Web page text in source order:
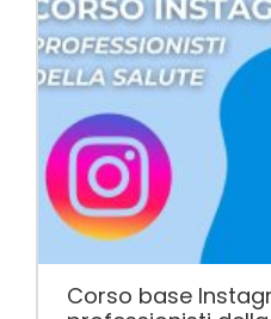
Corso base